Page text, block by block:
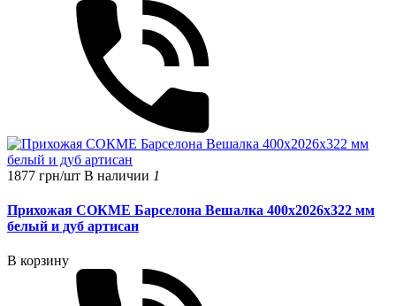
1877 грн/шт В наличии 1
Прихожая СОКМЕ Барселона Вешалка 400х2026х322 мм
белый и дуб артисан
В корзину